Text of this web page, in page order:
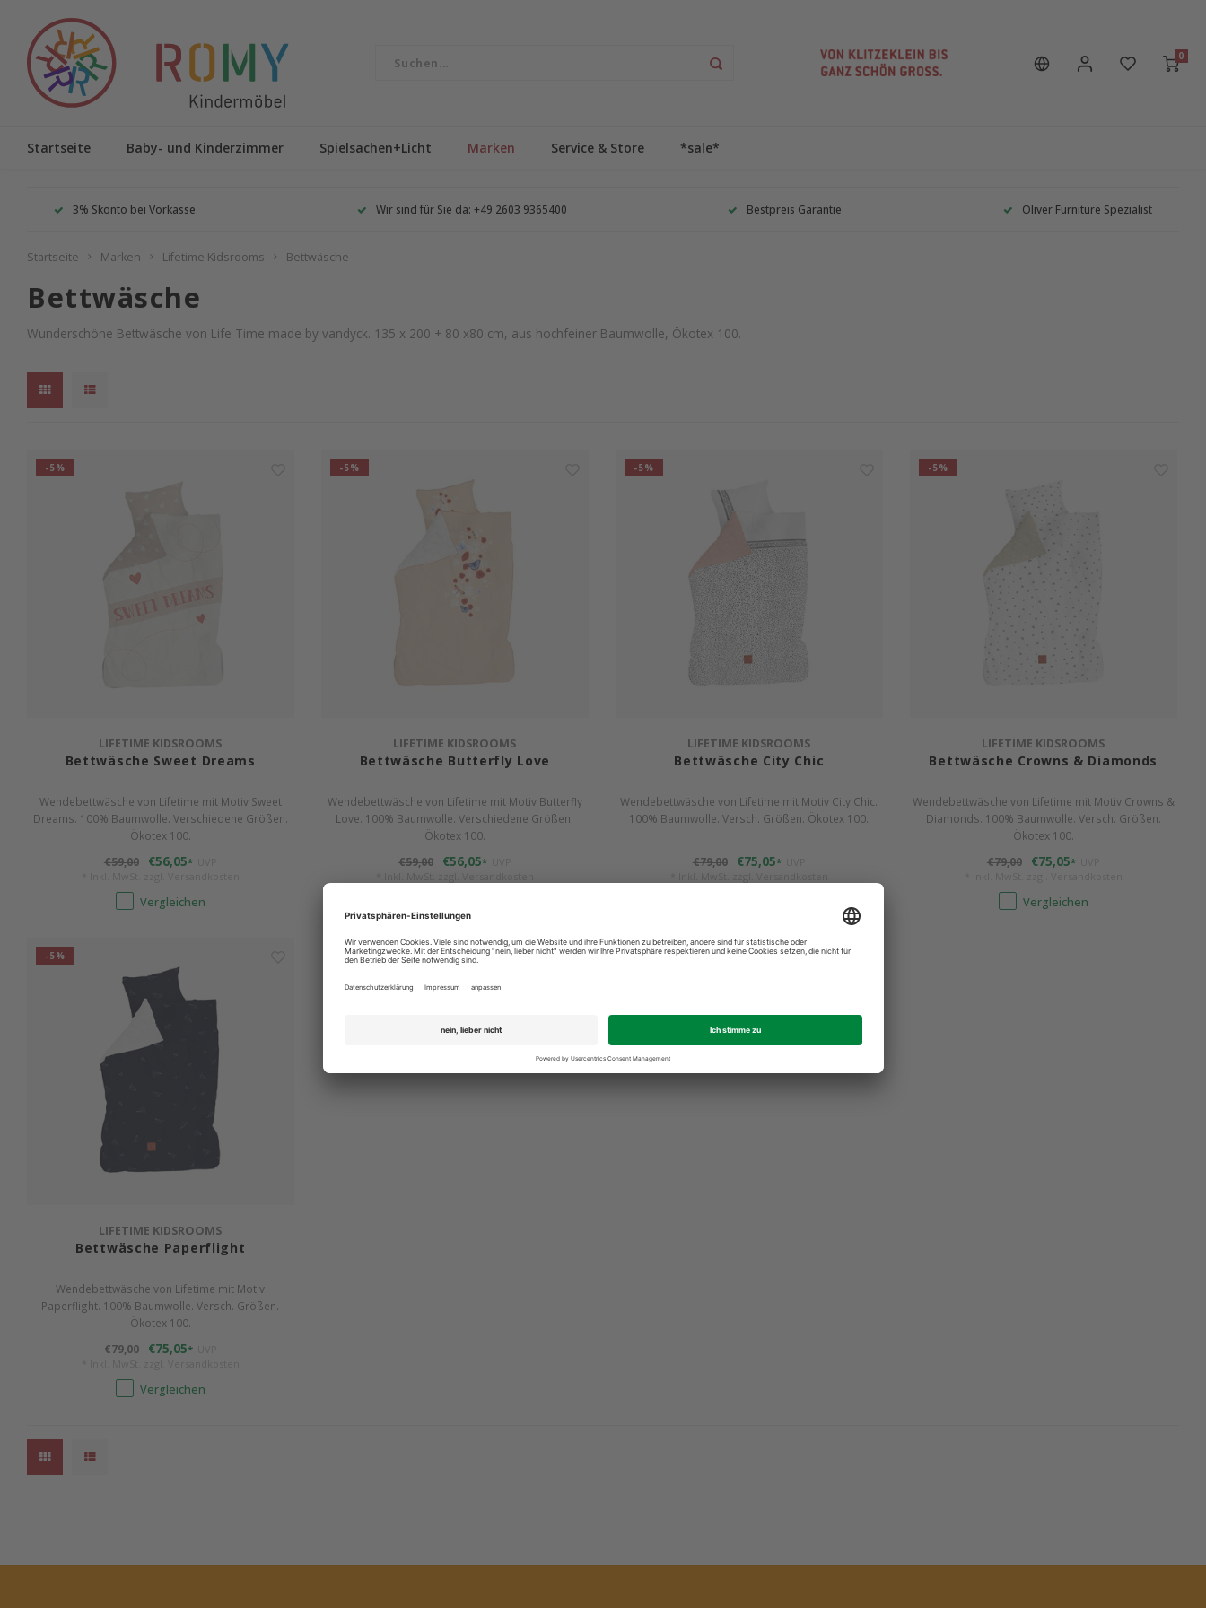
0
Startseite Baby- und Kinderzimmer Spielsachen+Licht Marken Service & Store *sale*
3% Skonto bei Vorkasse Wir sind für Sie da: +49 2603 9365400 Bestpreis Garantie Oliver Furniture Spezialist
Startseite Marken Lifetime Kidsrooms Bettwäsche
Bettwäsche
Wunderschöne Bettwäsche von Life Time made by vandyck. 135 x 200 + 80 x80 cm, aus hochfeiner Baumwolle, Ökotex 100.
-5%
LIFETIME KIDSROOMS
Bettwäsche Sweet Dreams
Wendebettwäsche von Lifetime mit Motiv Sweet
Dreams. 100% Baumwolle. Verschiedene Größen.
Ökotex 100.
€59,00 €56,05*
Vergleichen
-5%
LIFETIME KIDSROOMS
Bettwäsche Butterfly Love
Wendebettwäsche von Lifetime mit Motiv Butterfly
Love. 100% Baumwolle. Verschiedene Größen.
Ökotex 100.
€59,00 €56,05*
-5%
LIFETIME KIDSROOMS
Bettwäsche City Chic
Wendebettwäsche von Lifetime mit Motiv City Chic.
100% Baumwolle. Versch. Größen. Ökotex 100.
€79,00 €75,05*
-5%
LIFETIME KIDSROOMS
Bettwäsche Crowns & Diamonds
Wendebettwäsche von Lifetime mit Motiv Crowns &
Diamonds. 100% Baumwolle. Versch. Größen.
Ökotex 100.
€79,00 €75,05*
Vergleichen
-5%
LIFETIME KIDSROOMS
Bettwäsche Paperflight
Wendebettwäsche von Lifetime mit Motiv
Paperflight. 100% Baumwolle. Versch. Größen.
Ökotex 100.
€79,00 €75,05*
Vergleichen